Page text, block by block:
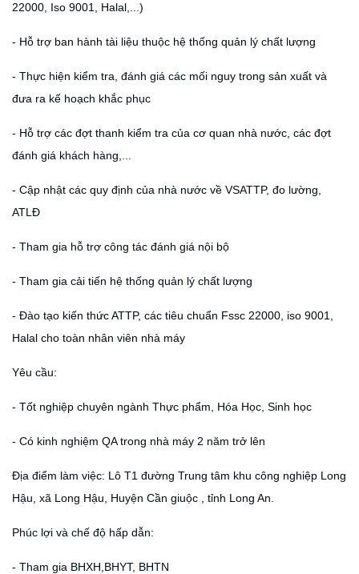
22000, Iso 9001, Halal,...)
- Hỗ trợ ban hành tài liệu thuộc hệ thống quản lý chất lượng
- Thực hiện kiểm tra, đánh giá các mối nguy trong sản xuất và
đưa ra kế hoạch khắc phục
- Hỗ trợ các đợt thanh kiểm tra của cơ quan nhà nước, các đợt
đánh giá khách hàng,...
- Cập nhật các quy định của nhà nước về VSATTP, đo lường,
ATLĐ
- Tham gia hỗ trợ công tác đánh giá nội bộ
- Tham gia cải tiến hệ thống quản lý chất lượng
- Đào tạo kiến thức ATTP, các tiêu chuẩn Fssc 22000, iso 9001,
Halal cho toàn nhân viên nhà máy
Yêu cầu:
- Tốt nghiệp chuyên ngành Thực phẩm, Hóa Học, Sinh học
- Có kinh nghiệm QA trong nhà máy 2 năm trở lên
Địa điểm làm việc: Lô T1 đường Trung tâm khu công nghiệp Long
Hậu, xã Long Hậu, Huyện Cần giuộc , tỉnh Long An.
Phúc lợi và chế độ hấp dẫn:
- Tham gia BHXH,BHYT, BHTN